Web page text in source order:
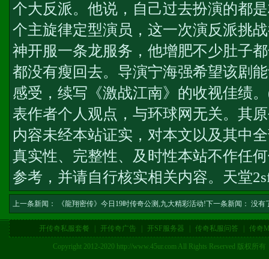
个大反派。他说，自己过去扮演的都
个主旋律定型演员，这一次演反派挑
神开服一条龙服务 ，他增肥不少肚子
都没有瘦回去。导演宁海强希望该剧
感受，续写《激战江南》的收视佳绩
表作者个人观点，与环球网无关。其
内容未经本站证实，对本文以及其中
真实性、完整性、及时性本站不作任
参考，并请自行核实相关内容。 天堂
上一条新闻： 《龍翔密传》今日19时传奇公测,九大精彩活动!下一条新闻： 没有
开传奇私服套餐 开传奇广告 开SF服务器 传奇私服问答 传奇
Copyright 2012-2020 http://www.45ur.com All Rights Reserved 版权